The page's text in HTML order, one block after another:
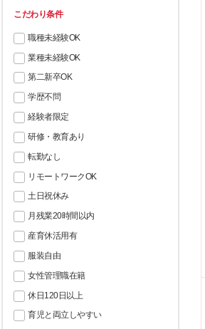
こだわり条件
職種未経験OK
業種未経験OK
第二新卒OK
学歴不問
経験者限定
研修・教育あり
転勤なし
リモートワークOK
土日祝休み
月残業20時間以内
産育休活用有
服装自由
女性管理職在籍
休日120日以上
育児と両立しやすい